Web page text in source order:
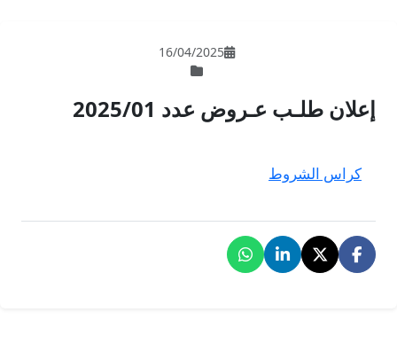
2025/01